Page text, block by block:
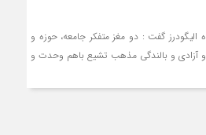
الیگودرز گفت : دو مغز متفکر جامعه، حوزه و
آزادی و بالندگی مذهب تشیع باهم وحدت و